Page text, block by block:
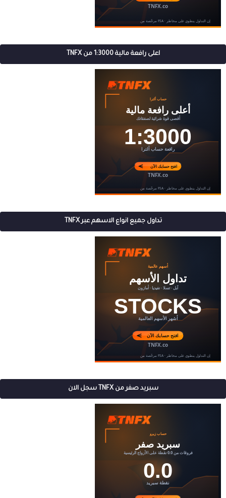
اعلى رافعة مالية 1:3000 من TNFX
تداول جميع انواع الاسهم عبر TNFX
سبريد صفر من TNFX سجل الان